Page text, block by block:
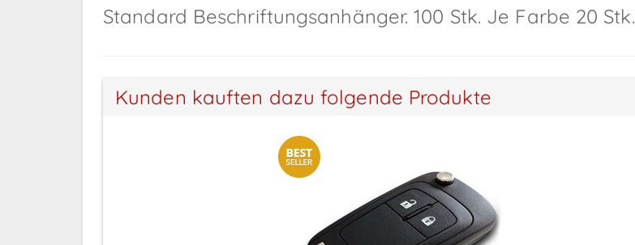
Standard Beschriftungsanhänger. 100 Stk. Je Farbe 20 Stk.
Kunden kauften dazu folgende Produkte